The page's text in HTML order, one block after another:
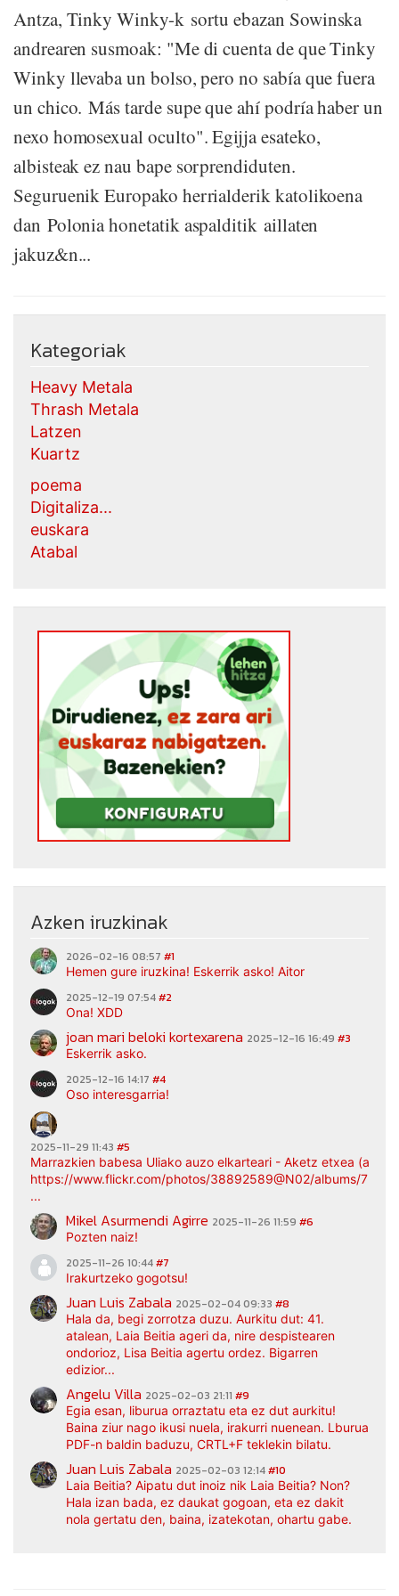
Antza, Tinky Winky-k sortu ebazan Sowinska
andrearen susmoak: "Me di cuenta de que Tinky
Winky llevaba un bolso, pero no sabía que fuera
un chico. Más tarde supe que ahí podría haber un
nexo homosexual oculto". Egijja esateko,
albisteak ez nau bape sorprendiduten.
Seguruenik Europako herrialderik katolikoena
dan Polonia honetatik aspalditik aillaten
jakuz&n...
Kategoriak
Heavy Metala
Thrash Metala
Latzen
Kuartz
poema
Digitaliza...
euskara
Atabal
Azken iruzkinak
2026-02-16 08:57 #1
Hemen gure iruzkina! Eskerrik asko! Aitor
2025-12-19 07:54#2
Ona! XDD
joan mari beloki kortexarena 2025-12-16 16:49 #3
Eskerrik asko.
2025-12-16 14:17 #4
Oso interesgarria!
2025-11-29 11:43 #5
Marrazkien babesa Uliako auzo elkarteari - Aketz etxea
https://www.flickr.com/photos/38892589@N02/albums/
...
Mikel Asurmendi Agirre 2025-11-26 11:59 #6
Pozten naiz!
2025-11-26 10:44#7
Irakurtzeko gogotsu!
Juan Luis Zabala 2025-02-04 09:33 #8
Hala da, begi zorrotza duzu. Aurkitu dut: 41.
atalean, Laia Beitia ageri da, nire despistearen
ondorioz, Lisa Beitia agertu ordez. Bigarren
edizior...
Angelu Villa 2025-02-03 21:11 #9
Egia esan, liburua orraztatu eta ez dut aurkitu!
Baina ziur nago ikusi nuela, irakurri nuenean. Lburua
PDF-n baldin baduzu, CRTL+F teklekin bilatu.
Juan Luis Zabala 2025-02-03 12:14#10
Laia Beitia? Aipatu dut inoiz nik Laia Beitia? Non?
Hala izan bada, ez daukat gogoan, eta ez dakit
nola gertatu den, baina, izatekotan, ohartu gabe.